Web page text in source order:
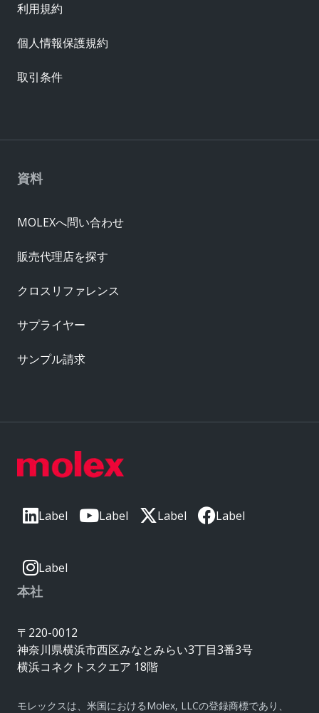
Label Label Label Label
Label
本社
〒220-0012
神奈川県横浜市西区みなとみらい3丁目3番3号
横浜コネクトスクエア 18階
モレックスは、米国におけるMolex, LLCの登録商標であり、
資料
MOLEXへ問い合わせ
販売代理店を探す
クロスリファレンス
サプライヤー
サンプル請求
利用規約
個人情報保護規約
取引条件